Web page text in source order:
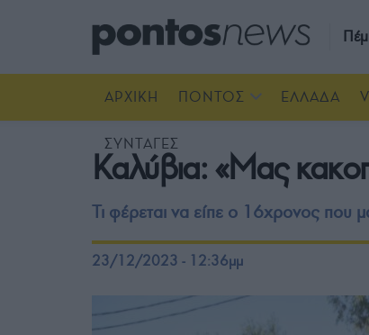
ΑΡΧΙΚΗ ΠΟΝΤΟΣ ΕΛΛΑΔΑ
ΣΥΝΤΑΓΕΣ
Καλύβια: «Μας
Τι φέρεται να είπε ο 16χρονος που
23/12/2023 - 12:36μμ